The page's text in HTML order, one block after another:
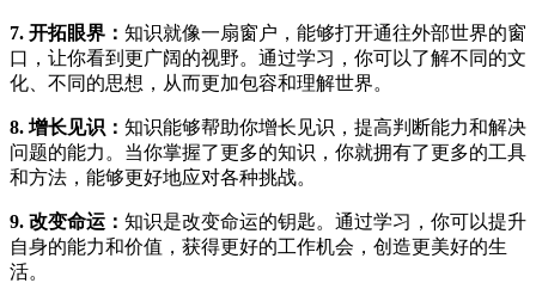
7. 开拓眼界： 知识就像一扇窗户，能够打开通往外部世界的窗
口，让你看到更广阔的视野。通过学习，你可以了解不同的文
化、不同的思想，从而更加包容和理解世界。
8. 增长见识： 知识能够帮助你增长见识，提高判断能力和解决
问题的能力。当你掌握了更多的知识，你就拥有了更多的工具
和方法，能够更好地应对各种挑战。
9. 改变命运： 知识是改变命运的钥匙。通过学习，你可以提升
自身的能力和价值，获得更好的工作机会，创造更美好的生
活。